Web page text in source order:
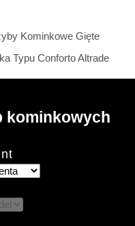
Kominkowe Gięte
Typu Conforto Altrade
kominkowych